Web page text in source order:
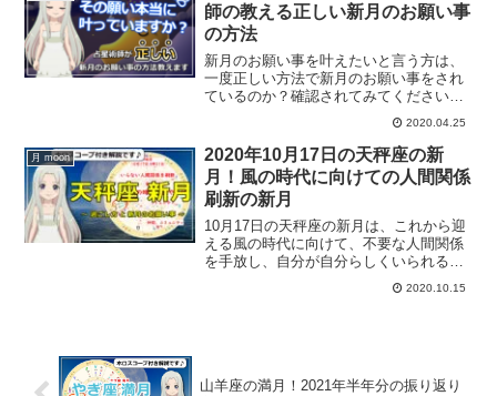
師の教える正しい新月のお願い事
の方法
新月のお願い事を叶えたいと言う方は、
一度正しい方法で新月のお願い事をされ
ているのか？確認されてみてください。
占星術師の私が教える正しい新月のお願
2020.04.25
月 moon
2020年10月17日の天秤座の新
月！風の時代に向けての人間関係
刷新の新月
10月17日の天秤座の新月は、これから迎
える風の時代に向けて、不要な人間関係
を手放し、自分が自分らしくいられる人
間関係を刷新していく。そんな新月にな
ります。天秤座の新月の詳細をホロスコ
2020.10.15
山羊座の満月！2021年半年分の振り返り